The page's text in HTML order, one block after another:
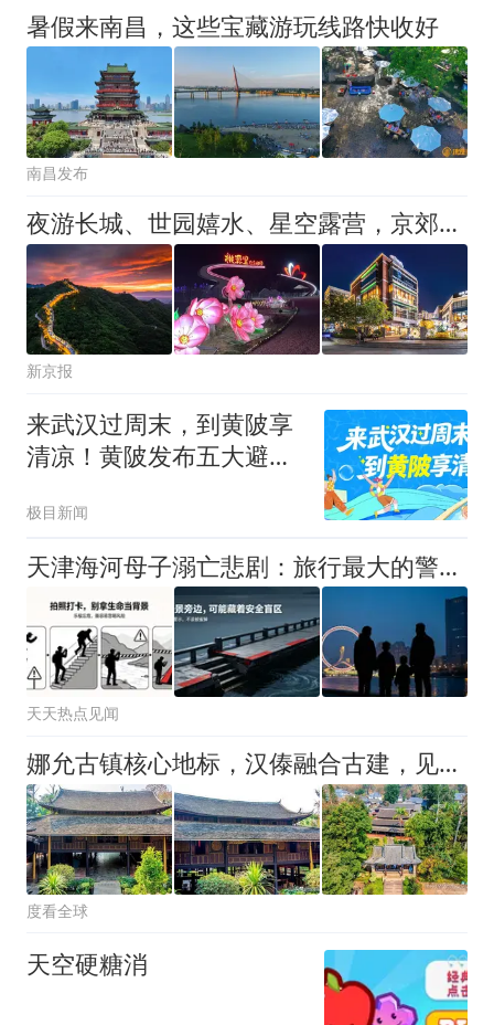
暑假来南昌，这些宝藏游玩线路快收好
南昌发布
夜游长城、世园嬉水、星空露营，京郊夏夜“微度假”火了
新京报
来武汉过周末，到黄陂享
清凉！黄陂发布五大避暑
线路
极目新闻
天津海河母子溺亡悲剧：旅行最大的警示，永远别乐极忘危
天天热点见闻
娜允古镇核心地标，汉傣融合古建，见证 28 任土司统治兴衰！
度看全球
天空硬糖消